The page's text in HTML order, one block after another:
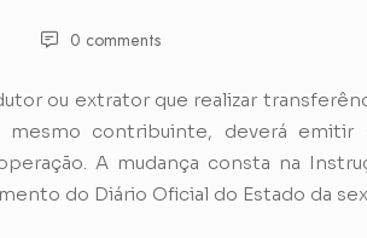
0 comments
ou extrator que realizar
contribuinte, deverá emitir
A mudança consta na
do Diário Oficial do Estado da